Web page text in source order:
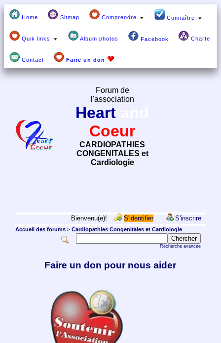
Home Sitmap Comprendre Connaître
Quik links Album photos Facebook Charte
Contact Faire un don
Forum de
l'association
Heart
Coeur
CARDIOPATHIES
CONGENITALES et
Cardiologie
Bienvenu(e)! S'identifier S'inscrire
Accueil des forums> Cardiopathies Congenitales et Cardiologie
Recherche avancée
Faire un don pour nous aider